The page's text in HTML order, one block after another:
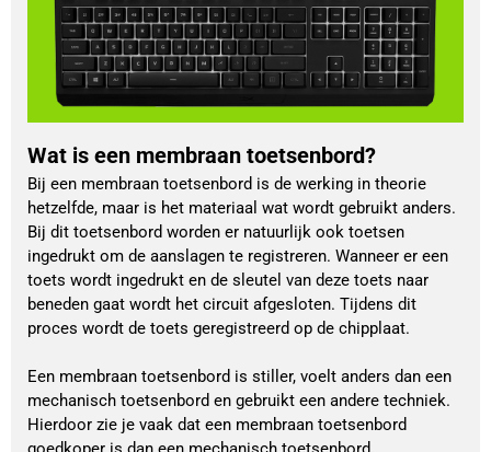
Wat is een membraan toetsenbord?
Bij een membraan toetsenbord is de werking in theorie
hetzelfde, maar is het materiaal wat wordt gebruikt anders.
Bij dit toetsenbord worden er natuurlijk ook toetsen
ingedrukt om de aanslagen te registreren. Wanneer er een
toets wordt ingedrukt en de sleutel van deze toets naar
beneden gaat wordt het circuit afgesloten. Tijdens dit
proces wordt de toets geregistreerd op de chipplaat.
Een membraan toetsenbord is stiller, voelt anders dan een
mechanisch toetsenbord en gebruikt een andere techniek.
Hierdoor zie je vaak dat een membraan toetsenbord